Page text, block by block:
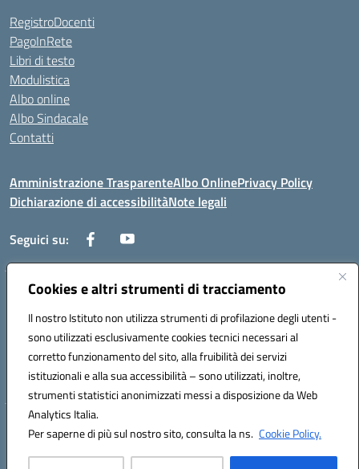
Cookies e altri strumenti di tracciamento
Il nostro Istituto non utilizza strumenti di profilazione degli utenti -
sono utilizzati esclusivamente cookies tecnici necessari al
corretto funzionamento del sito, alla fruibilità dei servizi
istituzionali e alla sua accessibilità – sono utilizzati, inoltre,
strumenti statistici anonimizzati messi a disposizione da Web
Analytics Italia.
Per saperne di più sul nostro sito, consulta la ns. Cookie Policy.
RegistroDocenti
PagoInRete
Libri di testo
Modulistica
Albo online
Albo Sindacale
Contatti
Amministrazione TrasparenteAlbo OnlinePrivacy Policy
Dichiarazione di accessibilitàNote legali
Seguici su:
Via Negroni - 87100 Cosenza
Telefono e Fax: 098433104
Mail: csic898008@istruzione.it - PEC: csic898008@pec.istruzione.it
Codice univoco ufficio: UFUEI1
Codice meccanografico: CSIC898008
Codice fiscale: 98094050782
Hosting & Powered by 3D Solution S.r.l.
Concept & Design by Designers Italia